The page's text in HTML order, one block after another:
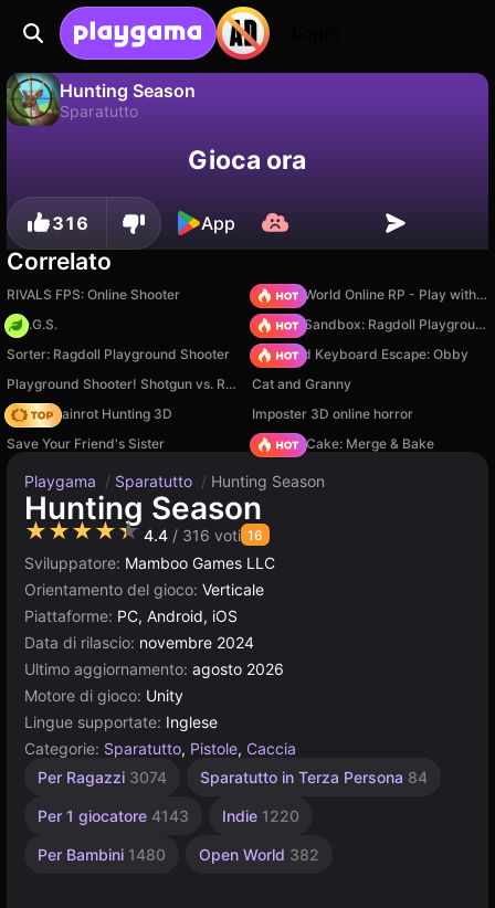
Hunting Season
Sparatutto
Salva i progressi!Gioca ora
316 App
Correlato
RIVALS FPS: Online Shooter
Sprunki World Online RP - Play with Friends!
H.O.G.S.
Sprunki Sandbox: Ragdoll Playground Mode
Sorter: Ragdoll Playground Shooter
+1 Speed Keyboard Escape: Obby
Playground Shooter! Shotgun vs. Ragdolls!
Cat and Granny
Italian Brainrot Hunting 3D
Imposter 3D online horror
Save Your Friend's Sister
Piece of Cake: Merge & Bake
Playgama / Sparatutto / Hunting Season
Hunting Season
★★★★★4.4 / 316 voti 16
Sviluppatore: Mamboo Games LLC
Orientamento del gioco: Verticale
Piattaforme: PC, Android, iOS
Data di rilascio: novembre 2024
Ultimo aggiornamento: agosto 2026
Motore di gioco: Unity
Lingue supportate: Inglese
Categorie: Sparatutto, Pistole, Caccia
Per Ragazzi 3074 Sparatutto in Terza Persona 84
Per 1 giocatore 4143 Indie 1220
Per Bambini 1480 Open World 382
Unity
3175